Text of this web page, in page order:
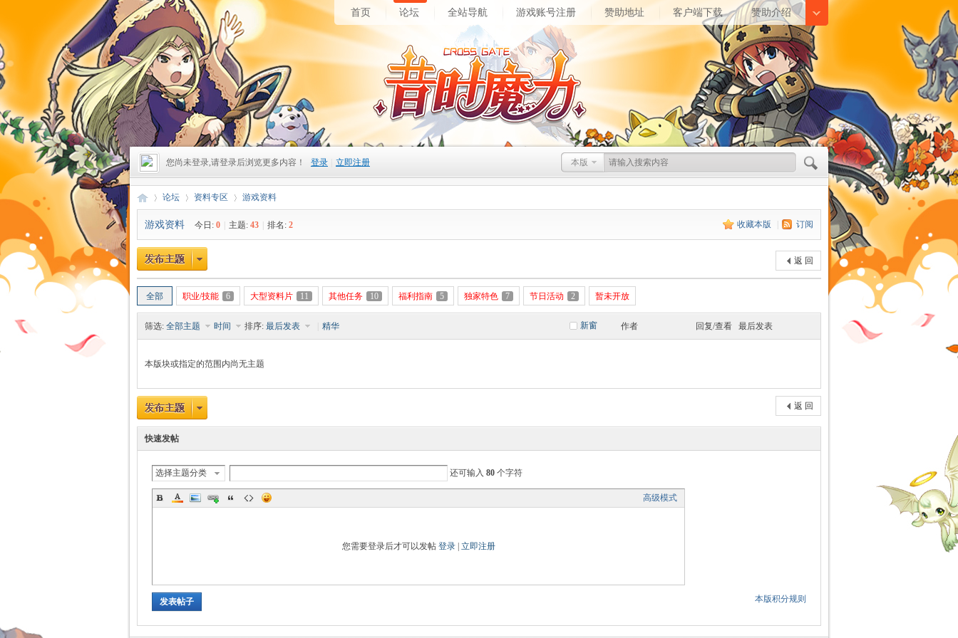
首页 论坛 全站导航 游戏账号注册 赞助地址 客户端下载 赞助介绍
本版
您尚未登录,请登录后浏览更多内容！ 登录 立即注册
昔
时
»
论坛
›
资料专区 游戏资料
收藏本版 订阅
游戏资料 今日: 0 主题: 43 排名: 2
返 回
全部 职业/技能 6 大型资料片 11 其他任务 10 福利指南 5 独家特色 7 节日活动 2 暂未开放
新窗
筛选: 全部主题 时间 排序: 最后发表 精华 作者 回复/查看 最后发表
本版块或指定的范围内尚无主题
返 回
快速发帖
选择主题分类 还可输入 80 个字符
高级模式
您需要登录后才可以发帖 登录| 立即注册
本版积分规则
发表帖子